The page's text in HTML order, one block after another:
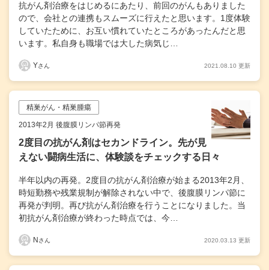
抗がん剤治療をはじめるにあたり、前回のがんもありました
ので、会社との連携もスムーズに行えたと思います。1度体験
していたために、お互い慣れていたところがあったんだと思
います。私自身も職場では大した病気じ…
Yさん 2021.08.10 更新
精巣がん・精巣腫瘍
2013年2月 後腹膜リンパ節再発
2度目の抗がん剤はセカンドライン。先が見
えない闘病生活に、体験談をチェックする日々
半年以内の再発。2度目の抗がん剤治療が始まる2013年2月、
時短勤務や残業規制が解除されない中で、後腹膜リンパ節に
再発が判明。再び抗がん剤治療を行うことになりました。当
初抗がん剤治療が終わった時点では、今…
N さん 2020.03.13 更新